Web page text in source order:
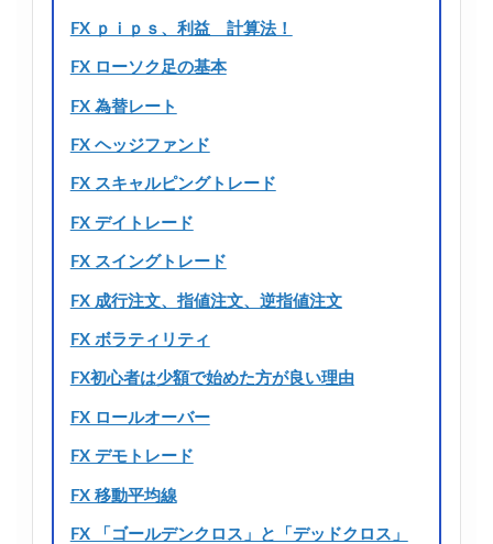
FX ｐｉｐｓ、利益 計算法！
FX ローソク足の基本
FX 為替レート
FX ヘッジファンド
FX スキャルピングトレード
FX デイトレード
FX スイングトレード
FX 成行注文、指値注文、逆指値注文
FX ボラティリティ
FX初心者は少額で始めた方が良い理由
FX ロールオーバー
FX デモトレード
FX 移動平均線
FX 「ゴールデンクロス」と「デッドクロス」